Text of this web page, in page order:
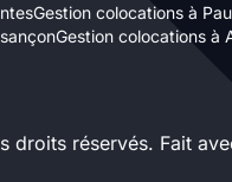
Gestion colocations à Pau
Gestion colocations à
droits réservés. Fait